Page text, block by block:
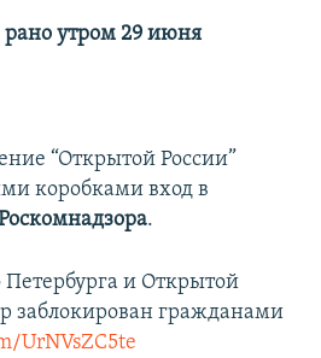
рано утром 29 июня
“Открытой России”
коробками вход в
.
и Открытой
заблокирован гражданами
UrNVsZC5te